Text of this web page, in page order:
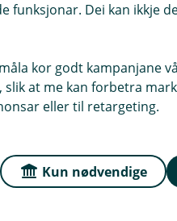
med kredittkortet.
uttaket.
er framme på
funksjonar. Dei kan ikkje
kor godt kampanjane
at me kan forbetra
eller til retargeting.
Kun nødvendige